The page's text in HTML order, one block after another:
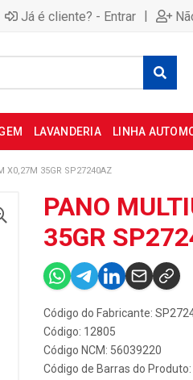
Já é cliente? - Entrar |
LAVANDERIA LINHA
X0,27M 35GR SP27240AZ
PANO
35GR
Código do Fabricante:
Código: 12805
Código NCM: 56039220
Código de Barras do